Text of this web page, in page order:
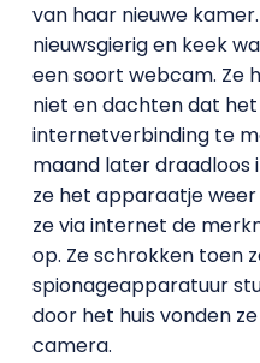
van haar nieuwe
nieuwsgierig en keek
een soort webcam. Ze
niet en dachten dat
internetverbinding te
maand later draadloos
ze het apparaatje
ze via internet de
op. Ze schrokken toen
spionageapparatuur
door het huis vonden
camera.